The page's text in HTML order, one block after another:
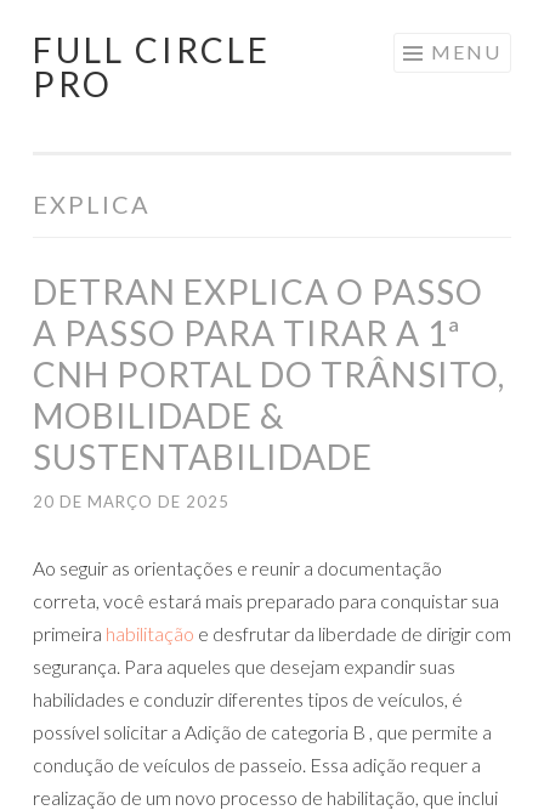
Pular
para
FULL CIRCLE
PRO
MENU
EXPLICA
DETRAN EXPLICA O PASSO
A PASSO PARA TIRAR A 1ª
CNH PORTAL DO TRÂNSITO,
MOBILIDADE &
SUSTENTABILIDADE
20 DE MARÇO DE 2025
Ao seguir as orientações e reunir a documentação
correta, você estará mais preparado para conquistar sua
primeira habilitação e desfrutar da liberdade de dirigir com
segurança. Para aqueles que desejam expandir suas
habilidades e conduzir diferentes tipos de veículos, é
possível solicitar a Adição de categoria B , que permite a
condução de veículos de passeio. Essa adição requer a
realização de um novo processo de habilitação, que inclui